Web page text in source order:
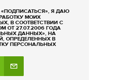
Я ДАЮ
МОИХ
В СООТВЕТСТВИИ С
ОТ 27.07.2006 ГОДА
ДАННЫХ», НА
ОПРЕДЕЛЕННЫХ В
ПЕРСОНАЛЬНЫХ